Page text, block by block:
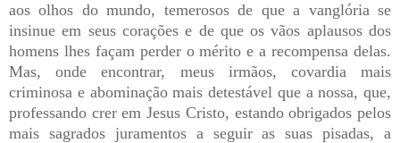
aos olhos do mundo, temerosos de que a vanglória se
insinue em seus corações e de que os vãos aplausos dos
homens lhes façam perder o mérito e a recompensa delas.
Mas, onde encontrar, meus irmãos, covardia mais
criminosa e abominação mais detestável que a nossa, que,
professando crer em Jesus Cristo, estando obrigados pelos
mais sagrados juramentos a seguir as suas pisadas, a